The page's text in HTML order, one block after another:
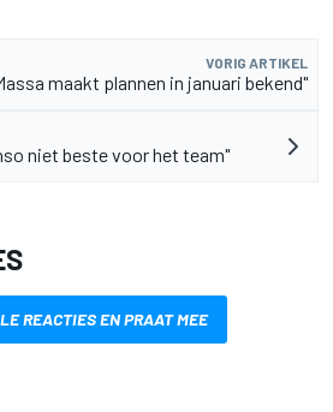
VORIG ARTIKEL
maakt plannen in januari bekend"
niet beste voor het team"
REACTIES EN PRAAT MEE